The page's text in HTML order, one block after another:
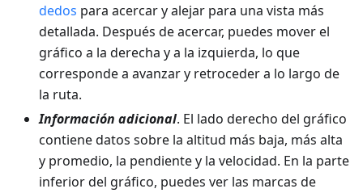
dedos para acercar y alejar para una vista más
detallada. Después de acercar, puedes mover el
gráfico a la derecha y a la izquierda, lo que
corresponde a avanzar y retroceder a lo largo de
la ruta.
Información adicional. El lado derecho del gráfico
contiene datos sobre la altitud más baja, más alta
y promedio, la pendiente y la velocidad. En la parte
inferior del gráfico, puedes ver las marcas de